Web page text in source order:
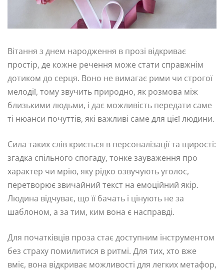
Вітання з днем народження в прозі відкриває
простір, де кожне речення може стати справжнім
дотиком до серця. Воно не вимагає рими чи строгої
мелодії, тому звучить природно, як розмова між
близькими людьми, і дає можливість передати саме
ті нюанси почуттів, які важливі саме для цієї людини.
Сила таких слів криється в персоналізації та щирості:
згадка спільного спогаду, тонке зауваження про
характер чи мрію, яку рідко озвучують уголос,
перетворює звичайний текст на емоційний якір.
Людина відчуває, що її бачать і цінують не за
шаблоном, а за тим, ким вона є насправді.
Для початківців проза стає доступним інструментом
без страху помилитися в ритмі. Для тих, хто вже
вміє, вона відкриває можливості для легких метафор,